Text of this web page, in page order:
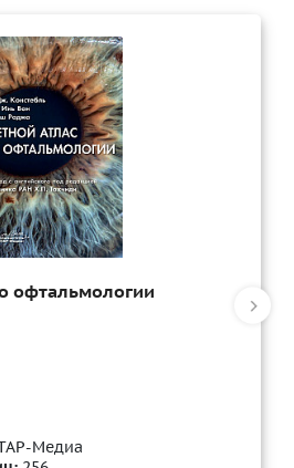
офтальмологии
Медиа